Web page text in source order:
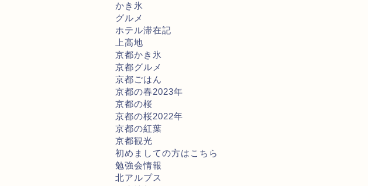
かき氷
グルメ
ホテル滞在記
上高地
京都かき氷
京都グルメ
京都ごはん
京都の春2023年
京都の桜
京都の桜2022年
京都の紅葉
京都観光
初めましての方はこちら
勉強会情報
北アルプス